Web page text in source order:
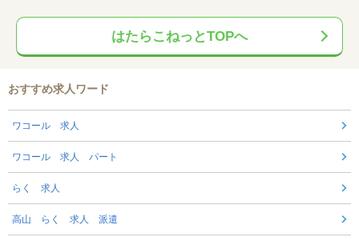
はたらこねっとTOPへ
おすすめ求人ワード
ワコール 求人
ワコール 求人 パート
らく 求人
高山 らく 求人 派遣